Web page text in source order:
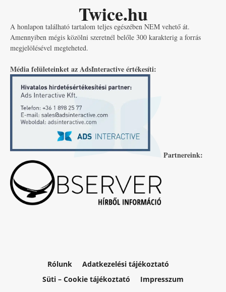
Twice.hu
A honlapon található tartalom teljes egészében NEM vehető át.
Amennyiben mégis közölni szeretnél belőle 300 karakterig a forrás
megjelölésével megteheted.
Média felületeinket az AdsInteractive értékesíti:
Partnereink:
Rólunk
Adatkezelési tájékoztató
Süti – Cookie tájékoztató
Impresszum